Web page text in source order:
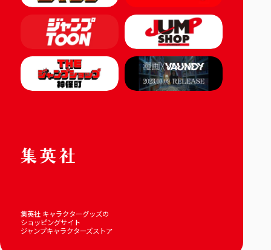
集英社 キャラクターグッズの
ショッピングサイト
ジャンプキャラクターズストア